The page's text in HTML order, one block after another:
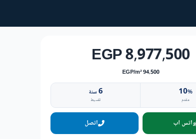
8,977,500 EGP
94,500 EGP/m²
10%
مقدم
6سنة
تقسيط
واتس اب اتصل